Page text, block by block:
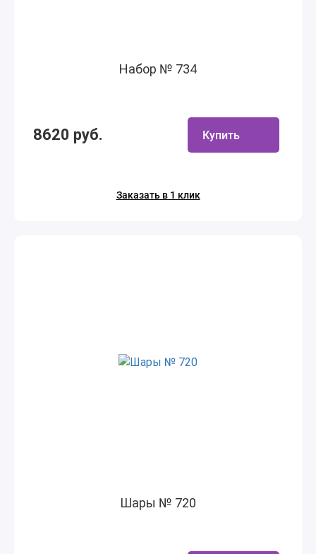
Набор № 734
8620 руб. Купить
Заказать в 1 клик
Шары № 720